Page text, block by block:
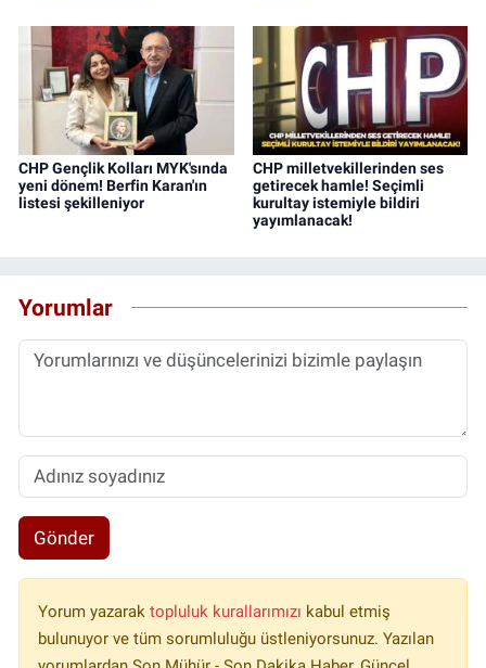
CHP Gençlik Kolları MYK'sında
yeni dönem! Berfin Karan'ın
listesi şekilleniyor
CHP milletvekillerinden ses
getirecek hamle! Seçimli
kurultay istemiyle bildiri
yayımlanacak!
Yorumlar
Gönder
Yorum yazarak topluluk kurallarımızı kabul etmiş
bulunuyor ve tüm sorumluluğu üstleniyorsunuz. Yazılan